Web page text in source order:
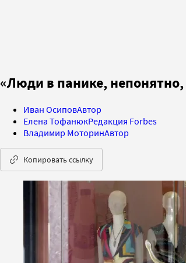
«Люди в панике,
Иван ОсиповАвтор
Елена ТофанюкРедакция Forbes
Владимир МоторинАвтор
Копировать ссылку